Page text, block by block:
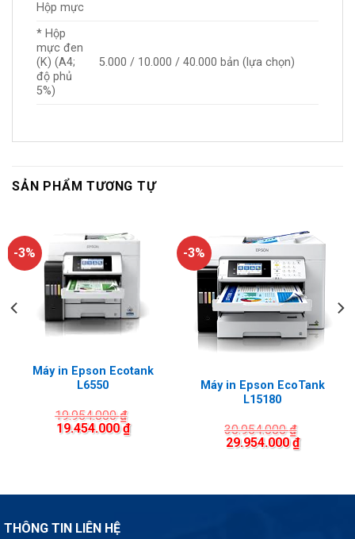
Hộp mực
* Hộp
mực đen
(K) (A4;
độ phủ
5%)
5.000 / 10.000 / 40.000 bản (lựa chọn)
SẢN PHẨM TƯƠNG TỰ
-3%
Máy in Epson Ecotank
L6550
19.954.000₫
19.454.000₫
-3%
Máy in Epson EcoTank
L15180
30.954.000₫
29.954.000₫
THÔNG TIN LIÊN HỆ